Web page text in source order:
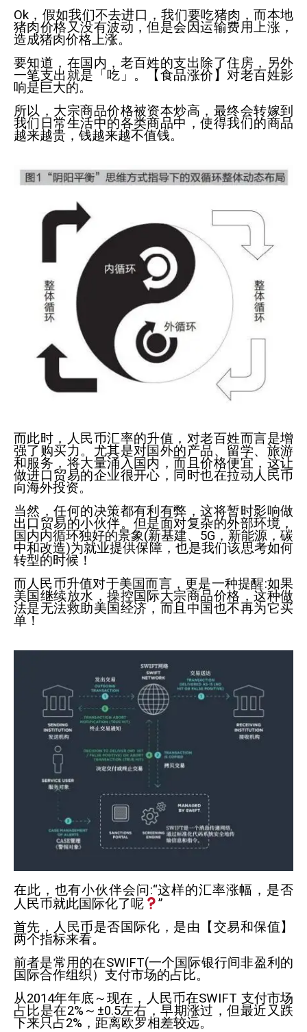
Ok ，假如我们不去进口，我们要吃猪肉，而本地
猪肉价格又没有波动，但是会因运输费用上涨，
造成猪肉价格上涨。
要知道，在国内，老百姓的支出除了住房，另外
一笔支出就是「吃」。【食品涨价】对老百姓影
响是巨大的。
所以，大宗商品价格被资本炒高，最终会转嫁到
我们日常生活中的各类商品中，使得我们的商品
越来越贵，钱越来越不值钱。
而此时，人民币汇率的升值，对老百姓而言是增
强了购买力。尤其是对国外的产品、留学、旅游
和服务，将大量涌入国内，而且价格便宜，这让
做进口贸易的企业很开心，同时也在拉动人民币
向海外投资。
当然，任何的决策都有利有弊，这将暂时影响做
出口贸易的小伙伴。但是面对复杂的外部环境，
国内内循环独好的景象(新基建、 5G ，新能源，碳
中和改造)为就业提供保障，也是我们该思考如何
转型的时候！
而人民币升值对于美国而言，更是一种提醒:如果
美国继续放水，操控国际大宗商品价格，这种做
法是无法救助美国经济，而且中国也不再为它买
单！
在此，也有小伙伴会问 :“这样的汇率涨幅，是否
人民币就此国际化了呢
”
首先，人民币是否国际化，是由【交易和保值】
两个指标来看。
前者是常用的在SWIFT(一个国际银行间非盈利的
国际合作组织）支付市场的占比。
从2014年年底～现在，人民币在SWIFT 支付市场
占比是在2% ～±0.5左右，早期涨过，但最近又跌
下来只占2% ，距离欧罗相差较远。